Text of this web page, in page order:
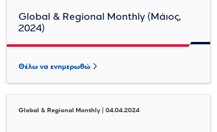
Global & Regional Monthly (Μάιος,
2024)
Θέλω να ενημερωθώ
Global & Regional Monthly | 04.04.2024